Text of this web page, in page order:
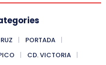
PORTADA
CD. VICTORIA